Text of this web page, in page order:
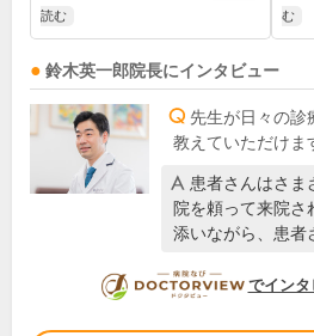
読む
む
鈴木英一郎院長にインタビュー
先生が日々の診
教えていただけま
患者さんはさま
院を頼って来院さ
添いながら、患者
でイン